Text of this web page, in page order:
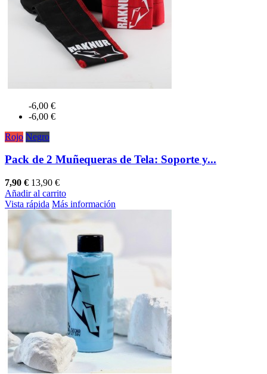
-6,00 €
-6,00 €
Rojo Negro
Pack de 2 Muñequeras de Tela: Soporte y...
7,90 € 13,90 €
Añadir al carrito
Vista rápida Más información